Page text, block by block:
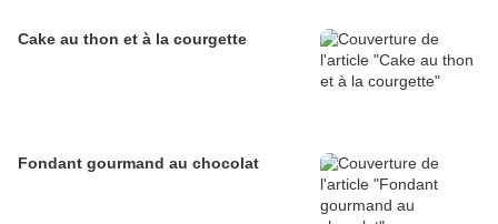
Cake au thon et à la courgette
Fondant gourmand au chocolat